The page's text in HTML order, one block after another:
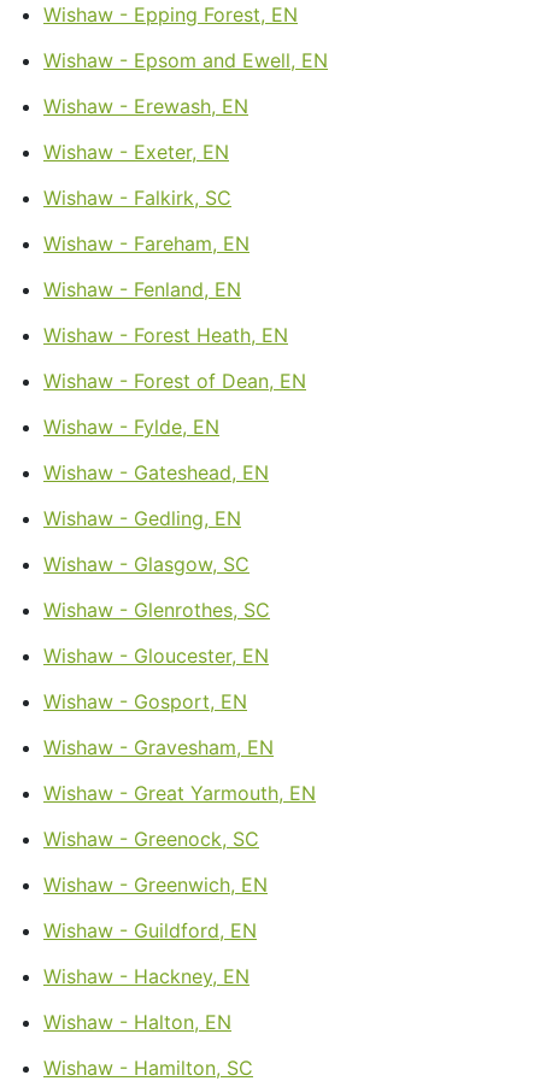
Wishaw - Epping Forest, EN
Wishaw - Epsom and Ewell, EN
Wishaw - Erewash, EN
Wishaw - Exeter, EN
Wishaw - Falkirk, SC
Wishaw - Fareham, EN
Wishaw - Fenland, EN
Wishaw - Forest Heath, EN
Wishaw - Forest of Dean, EN
Wishaw - Fylde, EN
Wishaw - Gateshead, EN
Wishaw - Gedling, EN
Wishaw - Glasgow, SC
Wishaw - Glenrothes, SC
Wishaw - Gloucester, EN
Wishaw - Gosport, EN
Wishaw - Gravesham, EN
Wishaw - Great Yarmouth, EN
Wishaw - Greenock, SC
Wishaw - Greenwich, EN
Wishaw - Guildford, EN
Wishaw - Hackney, EN
Wishaw - Halton, EN
Wishaw - Hamilton, SC